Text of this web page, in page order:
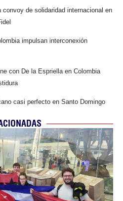
convoy de solidaridad internacional en
impulsan interconexión
con De la Espriella en Colombia
casi perfecto en Santo Domingo